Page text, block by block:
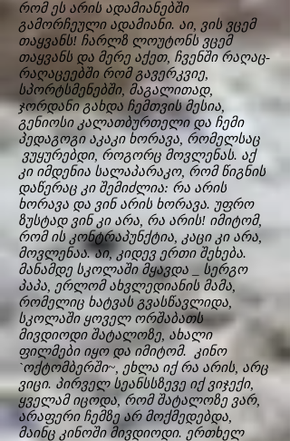
რომ ეს არის ადამიანებში
გამორჩეული ადამიანი. აი, ვის ვცემ
თაყვანს! ჩარლზ ლოუტონს ვცემ
თაყვანს და მერე აქეთ, ჩვენში რაღაც-
რაღაცეებში რომ გავერკვიე,
სპორტსმენებში, მაგალითად,
ჯორდანი გახდა ჩემთვის მესია,
გენიოსი კალათბურთელი და ჩემი
პედაგოგი აკაკი ხორავა, რომელსაც
ვუყურებდი, როგორც მოვლენას. აქ
კი იმდენია სალაპარაკო, რომ წიგნის
დაწერაც კი შემიძლია: რა არის
ხორავა და ვინ არის ხორავა. უფრო
ზუსტად ვინ კი არა, რა არის! იმიტომ,
რომ ის კონტრაპუნქტია, კაცი კი არა,
მოვლენაა. აი, კიდევ ერთი შეხება.
მანამდე სკოლაში მყავდა _ სერგო
პაპა, ერლომ ახვლედიანის მამა,
რომელიც ხატვას გვასწავლიდა,
სკოლაში ყოველ ორშაბათს
მივდიოდი შატალოზე, ახალი
ფილმები იყო და იმიტომ. კინო
`ოქტომბერში~, ეხლა იქ რა არის, არც
ვიცი. პირველ სეანსსზევე იქ ვიჯექი,
ყველამ იცოდა, რომ შატალოზე ვარ,
არაფერი ჩემზე არ მოქმედებდა,
მაინც კინოში მივდიოდი. ერთხელ